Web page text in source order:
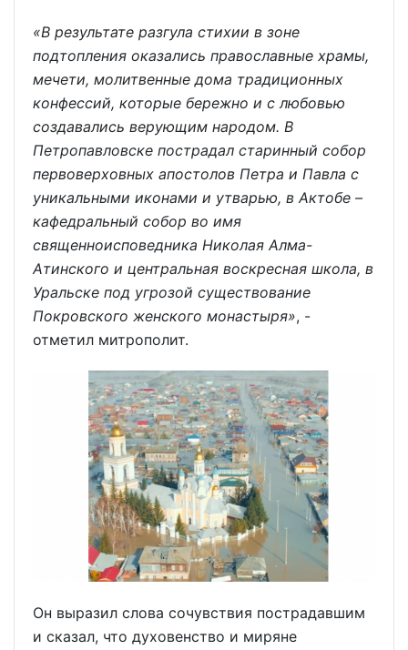
«В результате разгула стихии в зоне
подтопления оказались православные храмы,
мечети, молитвенные дома традиционных
конфессий, которые бережно и с любовью
создавались верующим народом. В
Петропавловске пострадал старинный собор
первоверховных апостолов Петра и Павла с
уникальными иконами и утварью, в Актобе –
кафедральный собор во имя
священноисповедника Николая Алма-
Атинского и центральная воскресная школа, в
Уральске под угрозой существование
Покровского женского монастыря», -
отметил митрополит.
Он выразил слова сочувствия пострадавшим
и сказал, что духовенство и миряне